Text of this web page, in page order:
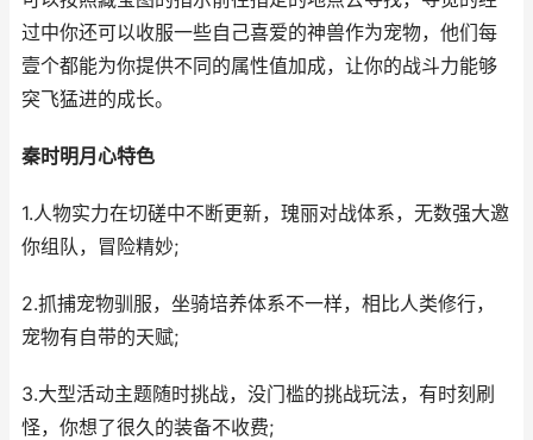
过中你还可以收服一些自己喜爱的神兽作为宠物，他们每
壹个都能为你提供不同的属性值加成，让你的战斗力能够
突飞猛进的成长。
秦时明月心特色
1.人物实力在切磋中不断更新，瑰丽对战体系，无数强大邀
你组队，冒险精妙;
2.抓捕宠物驯服，坐骑培养体系不一样，相比人类修行，
宠物有自带的天赋;
3.大型活动主题随时挑战，没门槛的挑战玩法，有时刻刷
怪，你想了很久的装备不收费;